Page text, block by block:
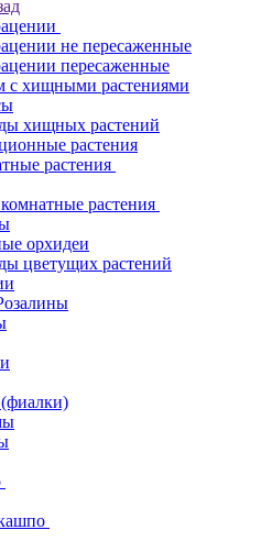
не пересаженные
пересаженные
с хищными растениями
хищных растений
растения
растения
растения
орхидеи
цветущих растений